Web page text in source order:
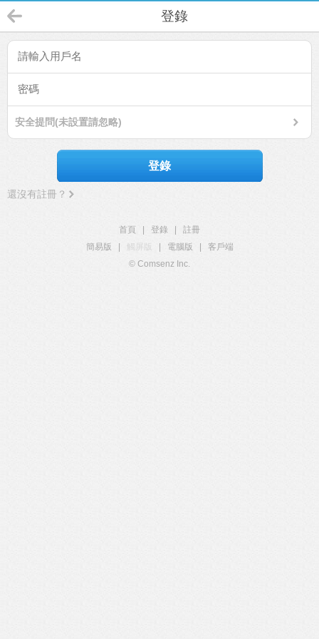
登錄
安全提問(未設置請忽略)
登錄
還沒有註冊？
首頁 登錄
註冊
簡易版
觸屏版 電腦版
客戶端
© Comsenz Inc.